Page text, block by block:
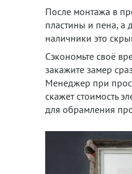
После монтажа в
пластины и пена, а
наличники это
Сэкономьте своё
закажите замер
Менеджер при
скажет стоимость
для обрамления